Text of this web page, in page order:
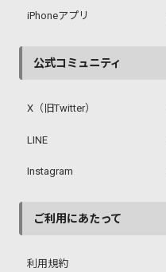
iPhoneアプリ
公式コミュニティ
X（旧Twitter）
LINE
Instagram
ご利用にあたって
利用規約